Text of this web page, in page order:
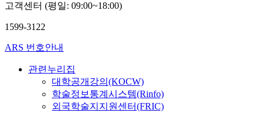
고객센터 (평일: 09:00~18:00)
1599-3122
ARS 번호안내
관련누리집
대학공개강의(KOCW)
학술정보통계시스템(Rinfo)
외국학술지지원센터(FRIC)